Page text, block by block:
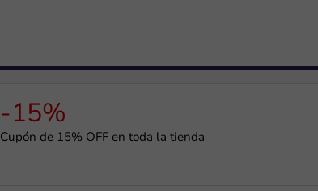
-15%
Cupón de 15% OFF en toda la tienda